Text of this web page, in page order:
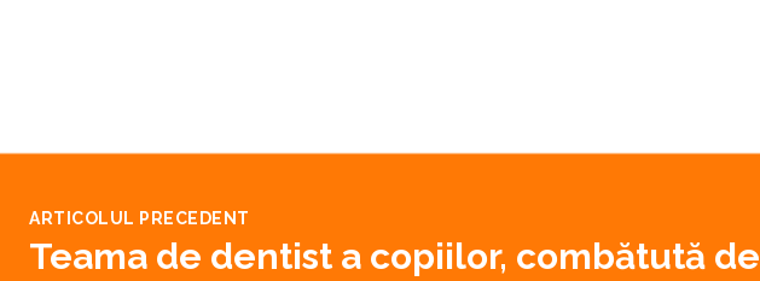
ARTICOLUL PRECEDENT
Teama de dentist a copiilor, combătută de